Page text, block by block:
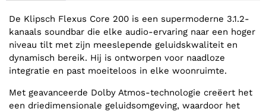
De Klipsch Flexus Core 200 is een supermoderne 3.1.2-
kanaals soundbar die elke audio-ervaring naar een hoger
niveau tilt met zijn meeslepende geluidskwaliteit en
dynamisch bereik. Hij is ontworpen voor naadloze
integratie en past moeiteloos in elke woonruimte.
Met geavanceerde Dolby Atmos-technologie creëert het
een driedimensionale geluidsomgeving, waardoor het